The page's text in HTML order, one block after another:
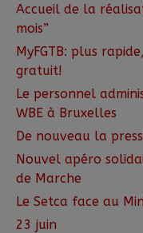
Accueil de la
mois”
MyFGTB: plus
gratuit!
Le personnel
WBE à Bruxelles
De nouveau la
Nouvel apéro
de Marche
Le Setca face au
23 juin